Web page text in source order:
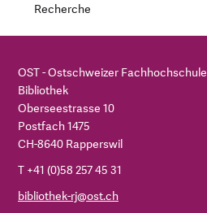
Recherche
OST - Ostschweizer Fachhochschule
Bibliothek
Oberseestrasse 10
Postfach 1475
CH-8640 Rapperswil
T +41 (0)58 257 45 31
bibliothek-rj@ost.ch